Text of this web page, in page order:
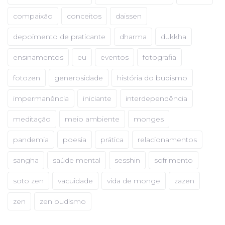
compaixão conceitos daissen
depoimento de praticante dharma dukkha
ensinamentos eu eventos fotografia
fotozen generosidade história do budismo
impermanência iniciante interdependência
meditação meio ambiente monges
pandemia poesia prática relacionamentos
sangha saúde mental sesshin sofrimento
soto zen vacuidade vida de monge zazen
zen zen budismo